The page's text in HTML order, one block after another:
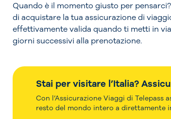
Quando è il momento giusto per
di acquistare la tua assicurazione di
effettivamente valida quando ti metti in
giorni successivi alla prenotazione.
Stai per visitare l’Italia?
Con l’Assicurazione Viaggi di Telepass
resto del mondo intero a direttamente